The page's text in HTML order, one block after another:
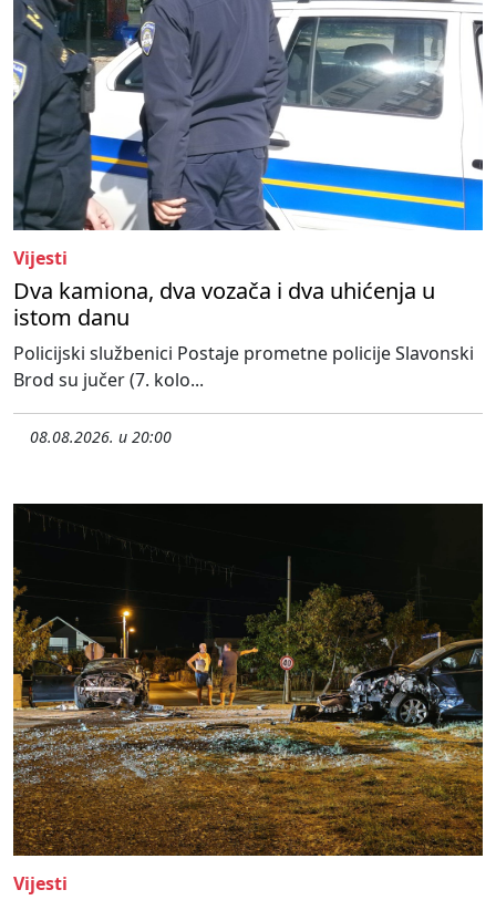
Vijesti
Dva kamiona, dva vozača i dva uhićenja u
istom danu
Policijski službenici Postaje prometne policije Slavonski
Brod su jučer (7. kolo...
08.08.2026. u 20:00
Vijesti